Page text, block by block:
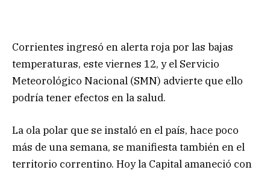
Corrientes ingresó en alerta roja por las bajas
temperaturas, este viernes 12, y el Servicio
Meteorológico Nacional (SMN) advierte que ello
podría tener efectos en la salud.
La ola polar que se instaló en el país, hace poco
más de una semana, se manifiesta también en el
territorio correntino. Hoy la Capital amaneció con